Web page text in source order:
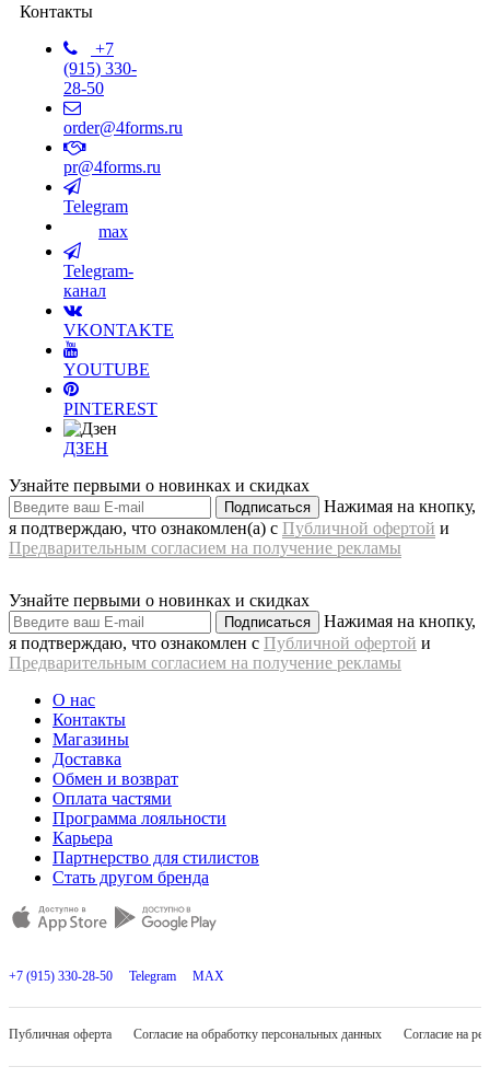
Контакты
+7
(915) 330-
28-50
order@4forms.ru
pr@4forms.ru
Telegram
max
Telegram-
канал
VKONTAKTE
YOUTUBE
PINTEREST
ДЗЕН
Узнайте первыми о новинках и скидках
Подписаться
Нажимая на кнопку,
я подтверждаю, что ознакомлен(а) с Публичной офертой и
Предварительным согласием на получение рекламы
Узнайте первыми о новинках и скидках
Подписаться
Нажимая на кнопку,
я подтверждаю, что ознакомлен с Публичной офертой и
Предварительным согласием на получение рекламы
О нас
Контакты
Магазины
Доставка
Обмен и возврат
Оплата частями
Программа лояльности
Карьера
Партнерство для стилистов
Стать другом бренда
+7 (915) 330-28-50 Telegram MAX
Публичная оферта Согласие на обработку персональных данных Согласие на